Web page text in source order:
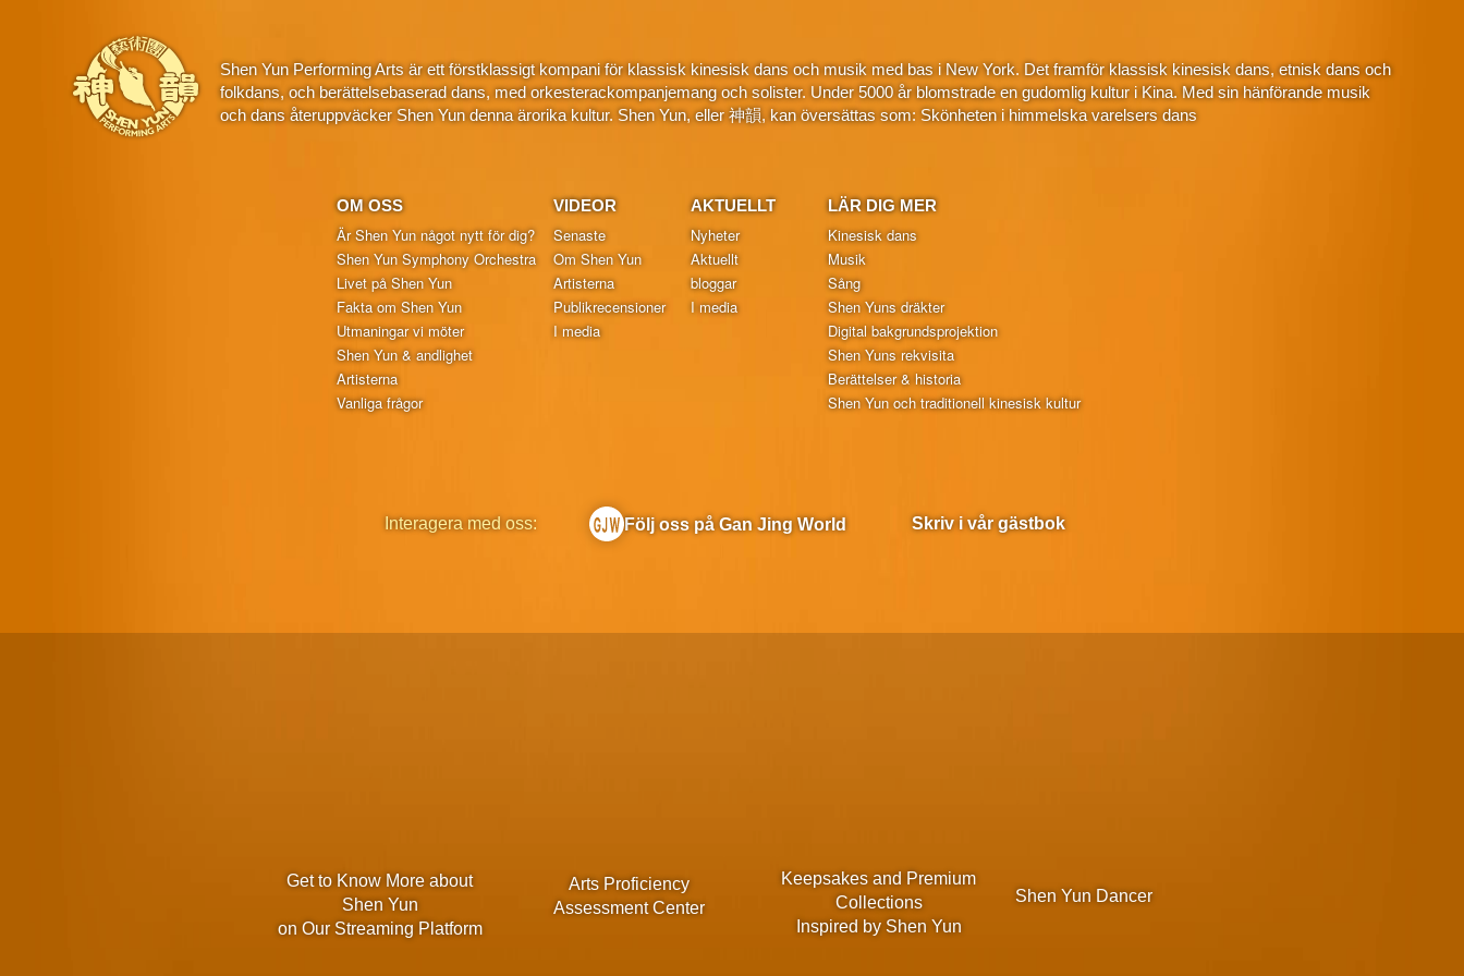
Shen Yun Performing Arts är ett förstklassigt kompani för klassisk kinesisk dans och musik med bas i New York. Det framför klassisk kinesisk dans, etnisk dans och
folkdans, och berättelsebaserad dans, med orkesterackompanjemang och solister. Under 5000 år blomstrade en gudomlig kultur i Kina. Med sin hänförande musik
och dans återuppväcker Shen Yun denna ärorika kultur. Shen Yun, eller 神韻, kan översättas som: Skönheten i himmelska varelsers dans
OM OSS
Är Shen Yun något nytt för dig?
Shen Yun Symphony Orchestra
Livet på Shen Yun
Fakta om Shen Yun
Utmaningar vi möter
Shen Yun & andlighet
Artisterna
Vanliga frågor
VIDEOR
Senaste
Om Shen Yun
Artisterna
Publikrecensioner
I media
AKTUELLT
Nyheter
Aktuellt
bloggar
I media
LÄR DIG MER
Kinesisk dans
Musik
Sång
Shen Yuns dräkter
Digital bakgrundsprojektion
Shen Yuns rekvisita
Berättelser & historia
Shen Yun och traditionell kinesisk kultur
Interagera med oss: Följ oss på Gan Jing World Skriv i vår gästbok
Get to Know More about
Shen Yun
on Our Streaming Platform
Arts Proficiency
Assessment Center
Keepsakes and Premium
Collections
Inspired by Shen Yun
Shen Yun Dancer